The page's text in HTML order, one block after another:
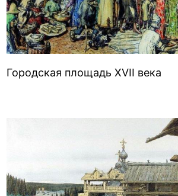
Городская площадь XVII века